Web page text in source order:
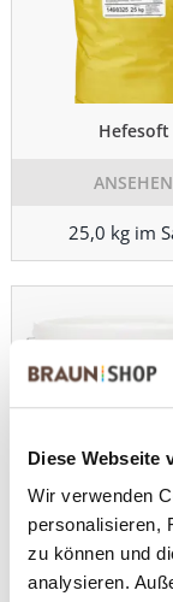
Diese Webseite
Wir verwenden
personalisieren,
zu können und
analysieren.
Hefesoft
ANSEHEN
25,0 kg im
Jilk
ANSEHEN